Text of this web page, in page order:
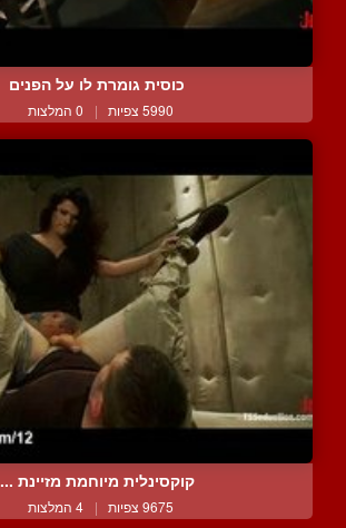
כוסית גומרת לו על הפנים
5990 צפיות | 0 המלצות
קוקסינלית מיוחמת מזיינת ...
9675 צפיות | 4 המלצות